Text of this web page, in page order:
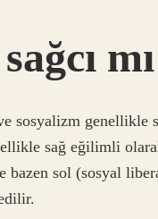
sosyalizm
sağ eğilimli
bazen sol (sosyal